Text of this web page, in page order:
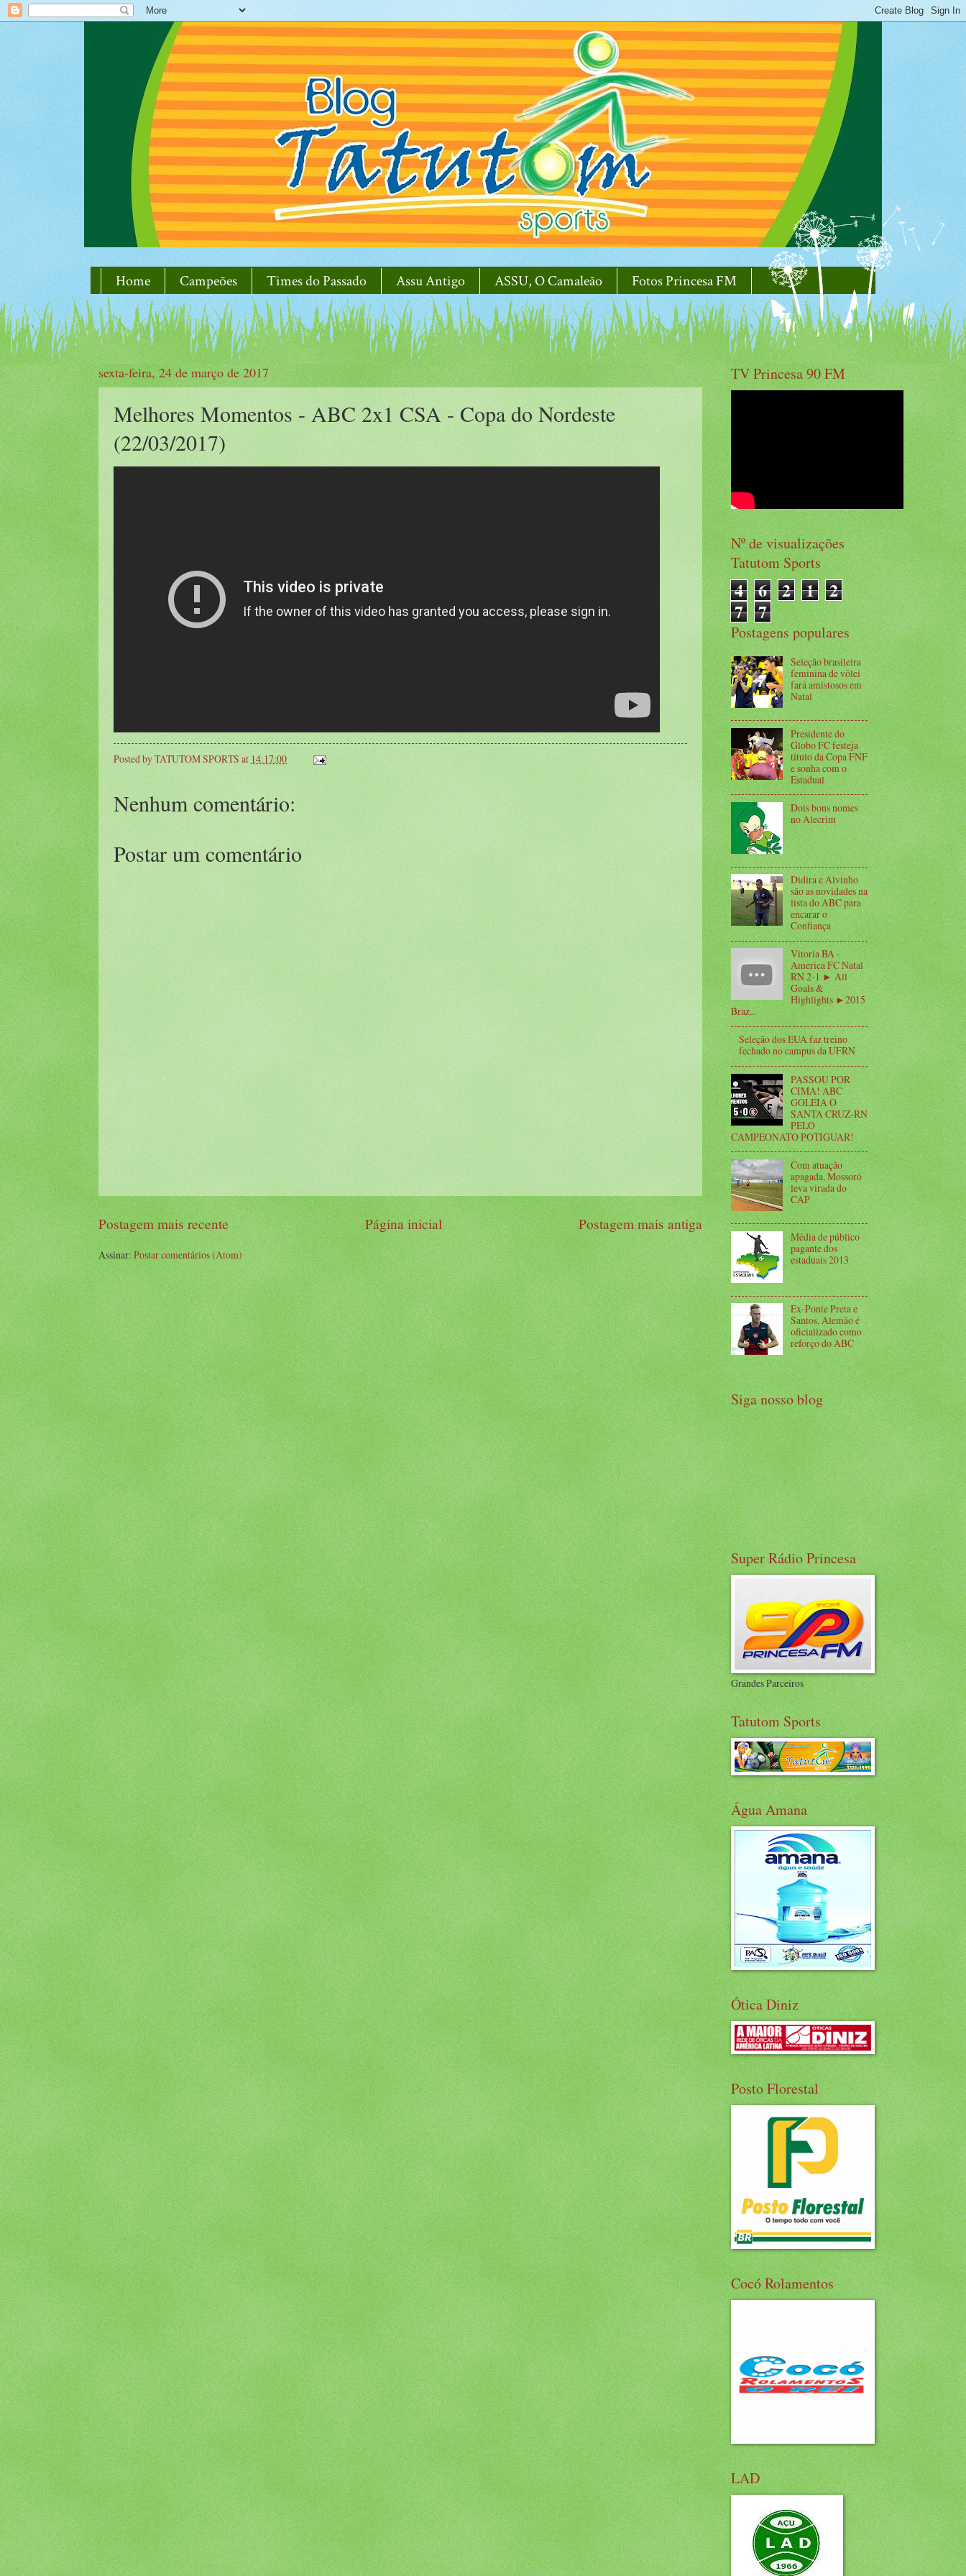
Home Campeões Times do Passado Assu Antigo ASSU, O Camaleão Fotos Princesa FM
sexta-feira, 24 de março de 2017
Melhores Momentos - ABC 2x1 CSA - Copa do Nordeste
(22/03/2017)
Posted byTATUTOM SPORTS at 14:17:00
Nenhum comentário:
Postar um comentário
Postagem mais recente Postagem mais antiga
Página inicial
Assinar:Postar comentários (Atom)
TV Princesa 90 FM
Nº de visualizações
Tatutom Sports
4 6 2 1 2
7 7
Postagens populares
Seleção brasileira
feminina de vôlei
fará amistosos em
Natal
Presidente do
Globo FC festeja
título da Copa FNF
e sonha com o
Estadual
Dois bons nomes
no Alecrim
Didira e Alvinho
são as novidades na
lista do ABC para
encarar o
Confiança
Vitoria BA -
America FC Natal
RN 2-1 ► All
Goals &
Highlights ►2015
Braz...
Seleção dos EUA faz treino
fechado no campus da UFRN
PASSOU POR
CIMA! ABC
GOLEIA O
SANTA CRUZ-RN
PELO
CAMPEONATO POTIGUAR!
Com atuação
apagada, Mossoró
leva virada do
CAP
Média de público
pagante dos
estaduais 2013
Ex-Ponte Preta e
Santos, Alemão é
oficializado como
reforço do ABC
Siga nosso blog
Super Rádio Princesa
Grandes Parceiros
Tatutom Sports
Água Amana
Ótica Diniz
Posto Florestal
Cocó Rolamentos
LAD